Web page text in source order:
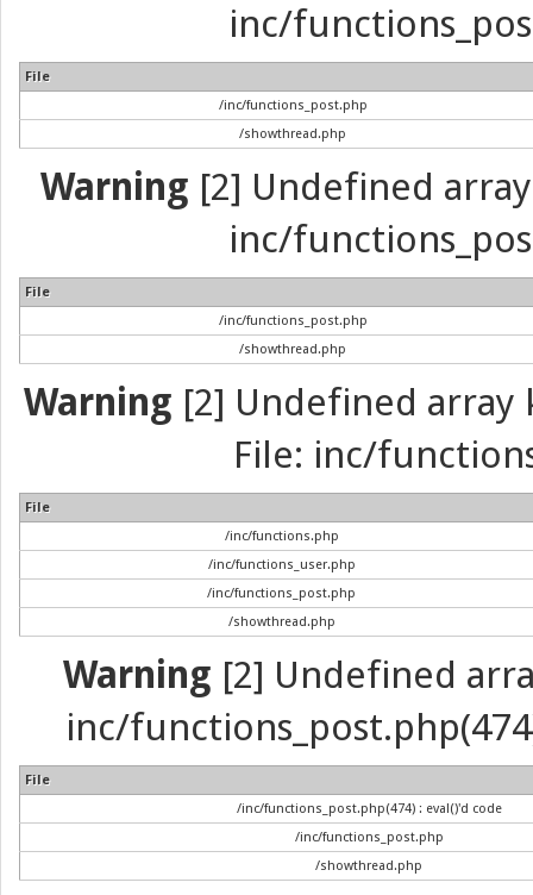
inc/
File
/inc/functions_post.php
/showthread.php
Warning [2] Undefined
inc/
File
/inc/functions_post.php
/showthread.php
Warning [2] Undefined array
File: inc/
File
/inc/functions.php
/inc/functions_user.php
/inc/functions_post.php
/showthread.php
Warning [2] Undefined
inc/
File
/inc/functions_post.php(474) : eval()'d code
/inc/functions_post.php
/showthread.php